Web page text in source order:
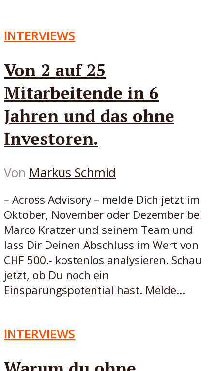
INTERVIEWS
Von 2 auf 25
Mitarbeitende in 6
Jahren und das ohne
Investoren.
Von Markus Schmid
– Across Advisory – melde Dich jetzt im
Oktober, November oder Dezember bei
Marco Kratzer und seinem Team und
lass Dir Deinen Abschluss im Wert von
CHF 500.- kostenlos analysieren. Schau
jetzt, ob Du noch ein
Einsparungspotential hast. Melde...
INTERVIEWS